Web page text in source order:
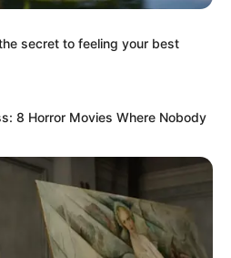
secret to feeling your best
8 Horror Movies Where Nobody